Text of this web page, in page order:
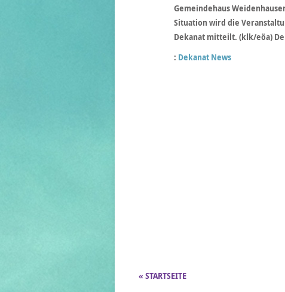
Gemeindehaus
Situation wird die
Dekanat mitteilt. (klk/eöa)
: Dekanat News
« STARTSEITE